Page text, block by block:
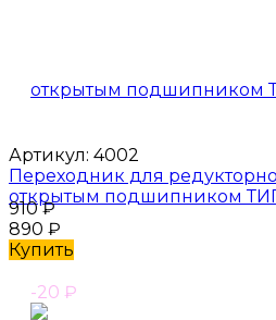
Артикул: 4002
Переходник для
открытым подшипником
910₽
890 ₽
Купить
-20 ₽